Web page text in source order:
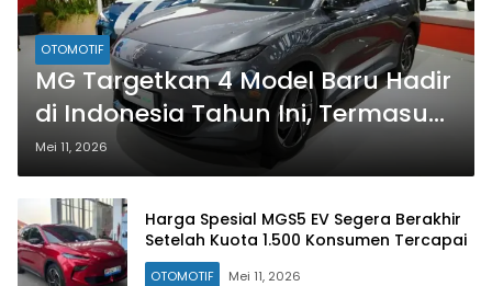
OTOMOTIF
MG Targetkan 4 Model Baru Hadir
di Indonesia Tahun Ini, Termasuk
SUV Listrik
Mei 11, 2026
Harga Spesial MGS5 EV Segera Berakhir
Setelah Kuota 1.500 Konsumen Tercapai
OTOMOTIF Mei 11, 2026